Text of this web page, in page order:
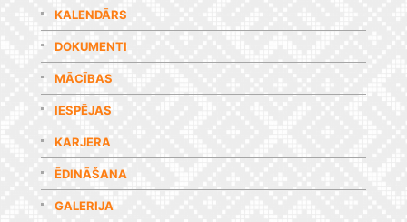
KALENDĀRS
DOKUMENTI
MĀCĪBAS
IESPĒJAS
KARJERA
ĒDINĀŠANA
GALERIJA